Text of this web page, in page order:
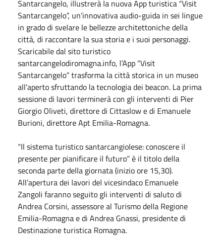
Santarcangelo, illustrerà la nuova App turistica “Visit
Santarcangelo”, un’innovativa audio-guida in sei lingue
in grado di svelare le bellezze architettoniche della
città, di raccontare la sua storia e i suoi personaggi.
Scaricabile dal sito turistico
santarcangelodiromagna.info, l’App “Visit
Santarcangelo” trasforma la città storica in un museo
all’aperto sfruttando la tecnologia dei beacon. La prima
sessione di lavori terminerà con gli interventi di Pier
Giorgio Oliveti, direttore di Cittaslow e di Emanuele
Burioni, direttore Apt Emilia-Romagna.
“Il sistema turistico santarcangiolese: conoscere il
presente per pianificare il futuro” è il titolo della
seconda parte della giornata (inizio ore 15,30).
All’apertura dei lavori del vicesindaco Emanuele
Zangoli faranno seguito gli interventi di saluto di
Andrea Corsini, assessore al Turismo della Regione
Emilia-Romagna e di Andrea Gnassi, presidente di
Destinazione turistica Romagna.